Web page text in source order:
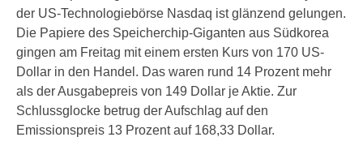
der US-Technologiebörse Nasdaq ist glänzend gelungen.
Die Papiere des Speicherchip-Giganten aus Südkorea
gingen am Freitag mit einem ersten Kurs von 170 US-
Dollar in den Handel. Das waren rund 14 Prozent mehr
als der Ausgabepreis von 149 Dollar je Aktie. Zur
Schlussglocke betrug der Aufschlag auf den
Emissionspreis 13 Prozent auf 168,33 Dollar.